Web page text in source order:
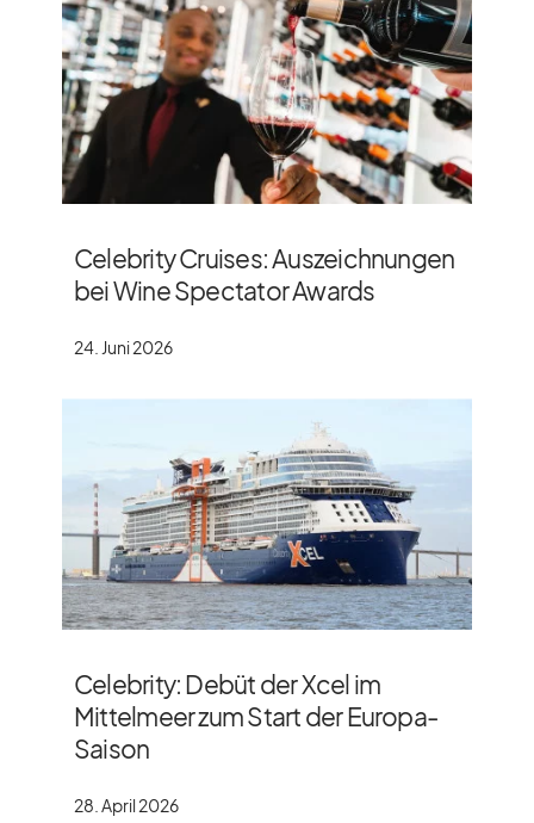
Celebrity Cruises: Auszeichnungen
bei Wine Spectator Awards
24. Juni 2026
Celebrity: Debüt der Xcel im
Mittelmeer zum Start der Europa-
Saison
28. April 2026